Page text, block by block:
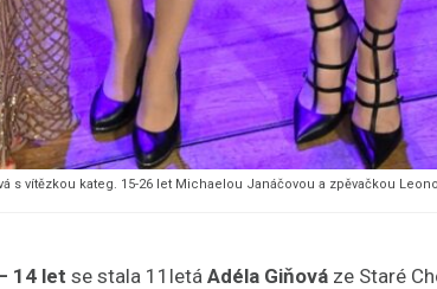
s vítězkou kateg. 15-26 let Michaelou Janáčovou a zpěvačkou
14 let se stala 11letáAdéla Giňová ze Staré